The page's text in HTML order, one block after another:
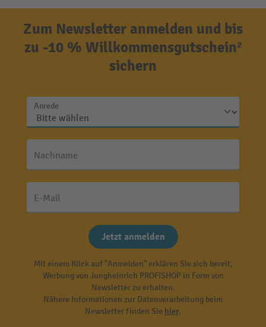
Zum Newsletter anmelden und bis
zu -10 % Willkommensgutschein²
sichern
Anrede
Nachname
E-Mail
Jetzt anmelden
Mit einem Klick auf "Anmelden" erklären Sie sich bereit,
Werbung von Jungheinrich PROFISHOP in Form von
Newsletter zu erhalten.
Nähere Informationen zur Datenverarbeitung beim
Newsletter finden Sie hier.